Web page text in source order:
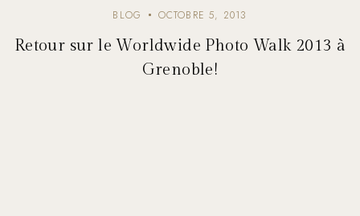
BLOG OCTOBRE 5, 2013
Retour sur le Worldwide Photo Walk 2013 à
Grenoble!